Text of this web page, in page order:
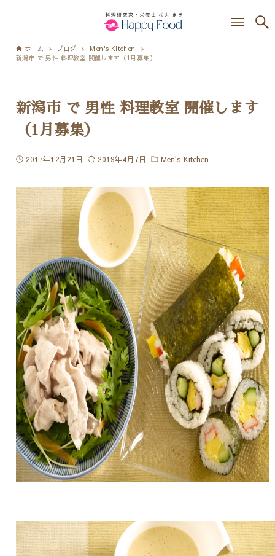
ホーム ブログ
Men's Kitchen
新潟市 で 男性 料理教室 開催します（1月募集）
新潟市 で 男性 料理教室 開催します
（1月募集）
2017年12月21日 2019年4月7日 Men's Kitchen